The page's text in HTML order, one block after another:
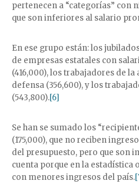
pertenecen a “categorías” con
que son inferiores al salario
En ese grupo están: los
de empresas estatales con
(416,000), los trabajadores de
defensa (356,600), y los
(543,800).[6]
Se han se sumado los
(175,000), que no reciben
del presupuesto, pero que son
cuenta porque en la estadística
con menores ingresos del país.